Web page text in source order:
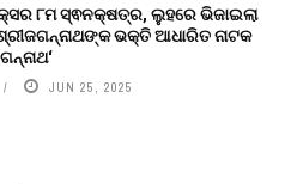
୮ମ ସ୍ଵନକ୍ଷତ୍ର, ଲୁହରେ ଭିଜାଇଲା
ଭକ୍ତି ଆଧାରିତ ନାଟକ
JUN 25, 2025